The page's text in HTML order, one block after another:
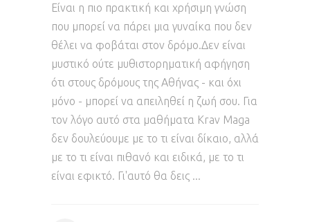
Είναι η πιο πρακτική και χρήσιμη γνώση
που μπορεί να πάρει μια γυναίκα που δεν
θέλει να φοβάται στον δρόμο.Δεν είναι
μυστικό ούτε μυθιστορηματική αφήγηση
ότι στους δρόμους της Αθήνας - και όχι
μόνο - μπορεί να απειληθεί η ζωή σου. Για
τον λόγο αυτό στα μαθήματα Krav Maga
δεν δουλεύουμε με το τι είναι δίκαιο, αλλά
με το τι είναι πιθανό και ειδικά, με το τι
είναι εφικτό. Γι'αυτό θα δεις